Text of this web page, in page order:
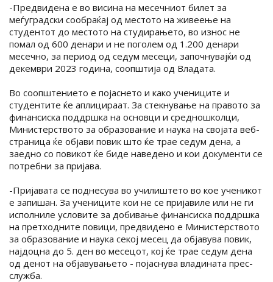
-Предвидена е во висина на месечниот билет за
меѓуградски сообраќај од местото на живеење на
студентот до местото на студирањето, во износ не
помал од 600 денари и не поголем од 1.200 денари
месечно, за период од седум месеци, започнувајќи од
декември 2023 година, соопштија од Владата.
Во соопштението е појаснето и како учениците и
студентите ќе аплицираат. За стекнување на правото за
финансиска поддршка на основци и средношколци,
Министерството за образование и наука на својата веб-
страница ќе објави повик што ќе трае седум дена, а
заедно со повикот ќе биде наведено и кои документи се
потребни за пријава.
-Пријавата се поднесува во училиштето во кое ученикот
е запишан. За учениците кои не се пријавиле или не ги
исполниле условите за добивање финансиска поддршка
на претходните повици, предвидено е Министерството
за образование и наука секој месец да објавува повик,
најдоцна до 5. ден во месецот, кој ќе трае седум дена
од денот на објавувањето - појаснува владината прес-
служба.